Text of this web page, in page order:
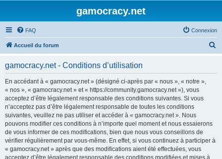
gamocracy.net
FAQ Connexion
Accueil du forum
gamocracy.net - Conditions d’utilisation
En accédant à « gamocracy.net » (désigné ci-après par « nous », « notre »,
« nos », « gamocracy.net » et « https://community.gamocracy.net »), vous
acceptez d’être légalement responsable des conditions suivantes. Si vous
n’acceptez pas d’être légalement responsable de toutes les conditions
suivantes, veuillez ne pas utiliser et accéder à « gamocracy.net ». Nous
pouvons modifier ces conditions à n’importe quel moment et nous essaierons
de vous informer de ces modifications, bien que nous vous conseillons de
vérifier régulièrement par vous-même. En effet, si vous continuez à participer à
« gamocracy.net » après que des modifications aient été effectuées, vous
acceptez d’être légalement responsable des conditions modifiées et mises à